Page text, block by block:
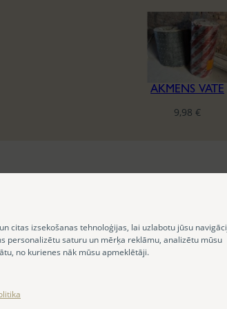
citas izsekošanas tehnoloģijas, lai uzlabotu jūsu
personalizētu saturu un mērķa reklāmu, analizētu mūsu
no kurienes nāk mūsu apmeklētāji.
AKMENS VATE
9,98€